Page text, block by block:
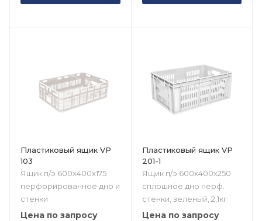
Пластиковый ящик VP
103
Ящик п/э 600х400х175
перфорированное дно и
стенки
Цена по запросу
Пластиковый ящик VP
201-1
Ящик п/э 600х400х250
сплошное дно перф.
стенки, зеленый, 2,1кг
Цена по запросу